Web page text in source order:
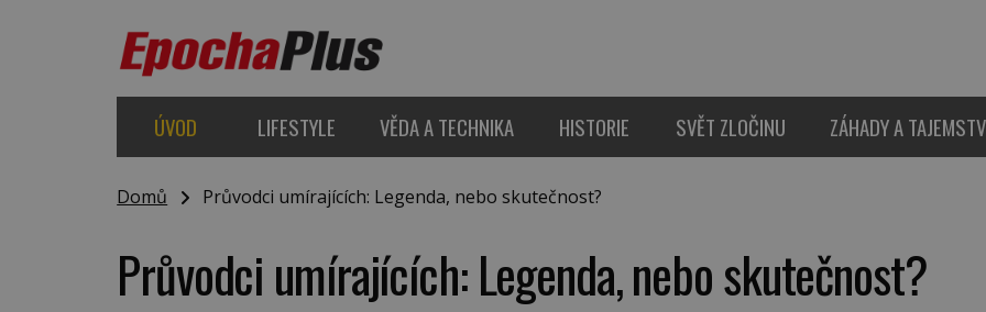
ÚVOD LIFESTYLE VĚDA A TECHNIKA HISTORIE SVĚT ZLOČINU ZÁHADY A
Domů Průvodci umírajících: Legenda, nebo skutečnost?
Průvodci umírajících: Legenda, nebo skutečnost?